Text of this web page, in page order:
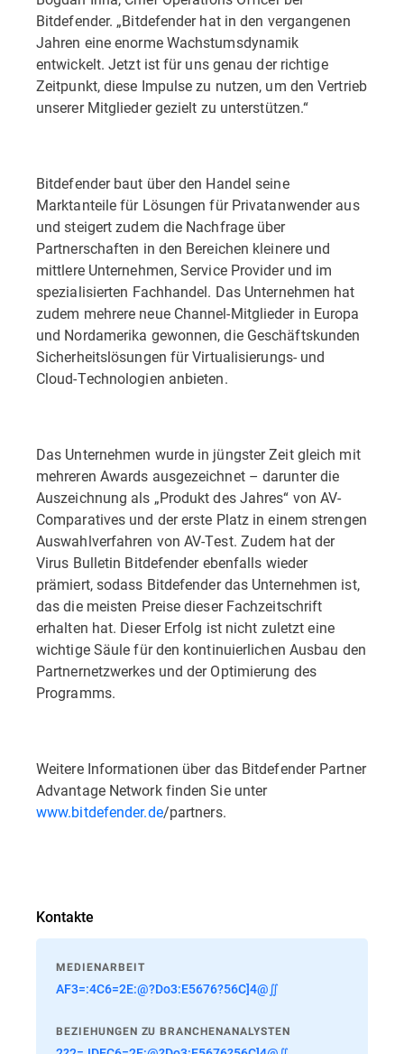
Bitdefender. „Bitdefender hat in den vergangenen
Jahren eine enorme Wachstumsdynamik
entwickelt. Jetzt ist für uns genau der richtige
Zeitpunkt, diese Impulse zu nutzen, um den Vertrieb
unserer Mitglieder gezielt zu unterstützen.“
Bitdefender baut über den Handel seine
Marktanteile für Lösungen für Privatanwender aus
und steigert zudem die Nachfrage über
Partnerschaften in den Bereichen kleinere und
mittlere Unternehmen, Service Provider und im
spezialisierten Fachhandel. Das Unternehmen hat
zudem mehrere neue Channel-Mitglieder in Europa
und Nordamerika gewonnen, die Geschäftskunden
Sicherheitslösungen für Virtualisierungs- und
Cloud-Technologien anbieten.
Das Unternehmen wurde in jüngster Zeit gleich mit
mehreren Awards ausgezeichnet – darunter die
Auszeichnung als „Produkt des Jahres“ von AV-
Comparatives und der erste Platz in einem strengen
Auswahlverfahren von AV-Test. Zudem hat der
Virus Bulletin Bitdefender ebenfalls wieder
prämiert, sodass Bitdefender das Unternehmen ist,
das die meisten Preise dieser Fachzeitschrift
erhalten hat. Dieser Erfolg ist nicht zuletzt eine
wichtige Säule für den kontinuierlichen Ausbau den
Partnernetzwerkes und der Optimierung des
Programms.
Weitere Informationen über das Bitdefender Partner
Advantage Network finden Sie unter
www.bitdefender.de/partners.
Kontakte
MEDIENARBEIT
AF3=:4C6=2E:@?Do3:E5676?56C]4@∬
BEZIEHUNGEN ZU BRANCHENANALYSTEN